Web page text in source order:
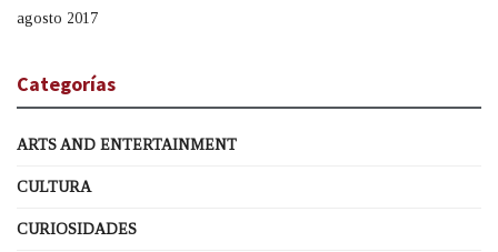
agosto 2017
Categorías
ARTS AND ENTERTAINMENT
CULTURA
CURIOSIDADES